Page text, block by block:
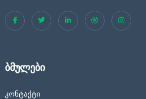
ბმულები
კონტაქტი